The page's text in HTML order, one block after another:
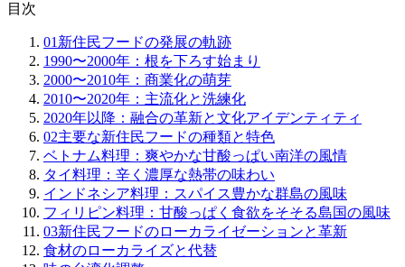
目次
01 新住民フードの発展の軌跡
1990〜2000年：根を下ろす始まり
2000〜2010年：商業化の萌芽
2010〜2020年：主流化と洗練化
2020年以降：融合の革新と文化アイデンティティ
02主要な新住民フードの種類と特色
ベトナム料理：爽やかな甘酸っぱい南洋の風情
タイ料理：辛く濃厚な熱帯の味わい
インドネシア料理：スパイス豊かな群島の風味
フィリピン料理：甘酸っぱく食欲をそそる島国の風味
03新住民フードのローカライゼーションと革新
食材のローカライズと代替